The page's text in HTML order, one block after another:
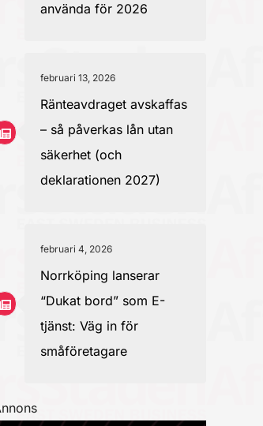
använda för 2026
februari 13, 2026
Ränteavdraget avskaffas
– så påverkas lån utan
säkerhet (och
deklarationen 2027)
februari 4, 2026
Norrköping lanserar
“Dukat bord” som E-
tjänst: Väg in för
småföretagare